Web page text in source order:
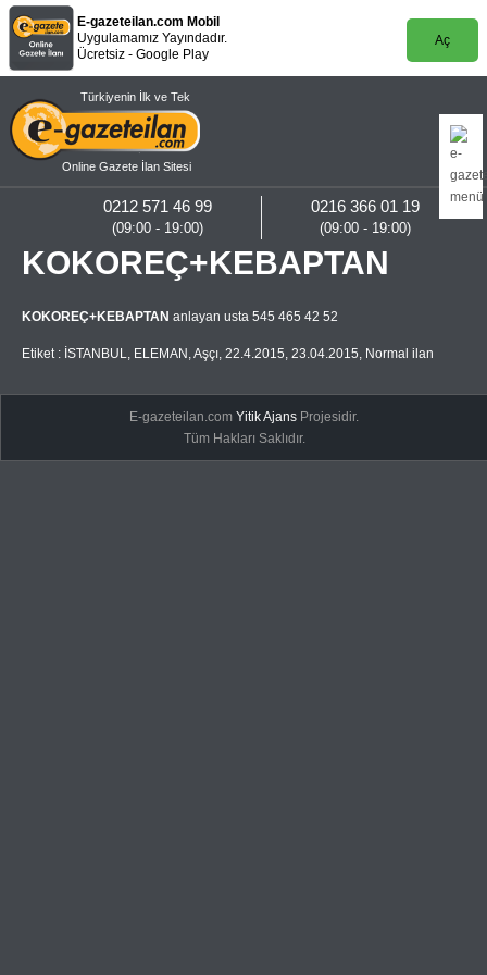
E-gazeteilan.com Mobil
Uygulamamız Yayındadır.
Ücretsiz - Google Play
Aç
Türkiyenin İlk ve Tek
Online Gazete İlan Sitesi
0216 366 01 19
(09:00 - 19:00)
0212 571 46 99
(09:00 - 19:00)
KOKOREÇ+KEBAPTAN
KOKOREÇ+KEBAPTAN anlayan usta 545 465 42 52
Etiket : İSTANBUL, ELEMAN ,Aşçı, 22.4.2015, 23.04.2015, Normal ilan
E-gazeteilan.comYitik Ajans Projesidir.
Tüm Hakları Saklıdır.